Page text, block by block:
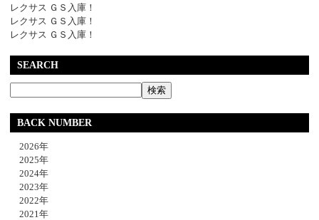
レクサス ＧＳ入庫！
レクサス ＧＳ入庫！
レクサス ＧＳ入庫！
SEARCH
BACK NUMBER
2026年
2025年
2024年
2023年
2022年
2021年